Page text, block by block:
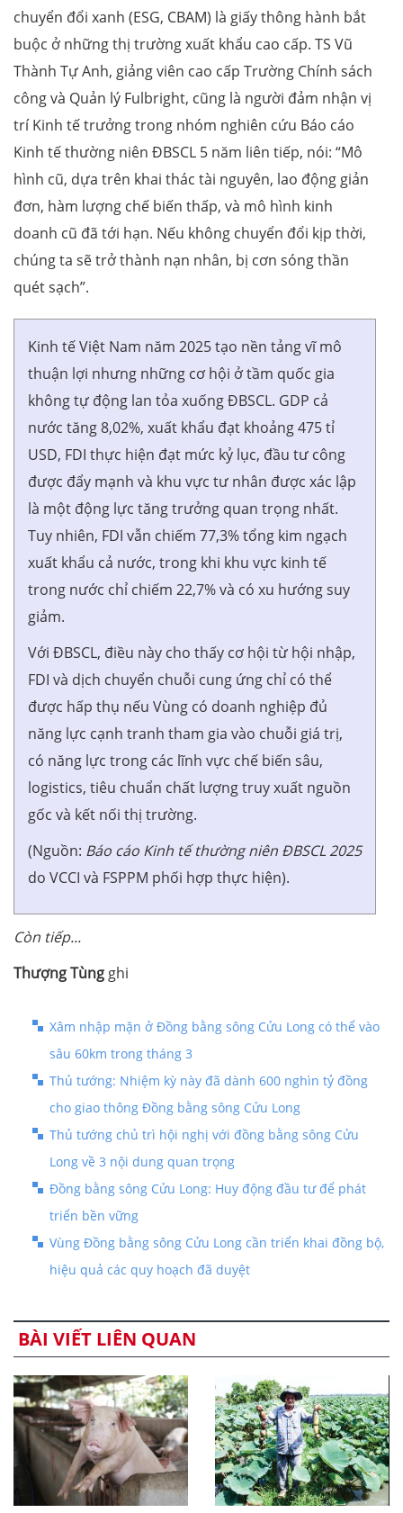
chuyển đổi xanh (ESG, CBAM) là giấy thông hành bắt
buộc ở những thị trường xuất khẩu cao cấp. TS Vũ
Thành Tự Anh, giảng viên cao cấp Trường Chính sách
công và Quản lý Fulbright, cũng là người đảm nhận vị
trí Kinh tế trưởng trong nhóm nghiên cứu Báo cáo
Kinh tế thường niên ĐBSCL 5 năm liên tiếp, nói: “Mô
hình cũ, dựa trên khai thác tài nguyên, lao động giản
đơn, hàm lượng chế biến thấp, và mô hình kinh
doanh cũ đã tới hạn. Nếu không chuyển đổi kịp thời,
chúng ta sẽ trở thành nạn nhân, bị cơn sóng thần
quét sạch”.
Kinh tế Việt Nam năm 2025 tạo nền tảng vĩ mô
thuận lợi nhưng những cơ hội ở tầm quốc gia
không tự động lan tỏa xuống ĐBSCL. GDP cả
nước tăng 8,02%, xuất khẩu đạt khoảng 475 tỉ
USD, FDI thực hiện đạt mức kỷ lục, đầu tư công
được đẩy mạnh và khu vực tư nhân được xác lập
là một động lực tăng trưởng quan trọng nhất.
Tuy nhiên, FDI vẫn chiếm 77,3% tổng kim ngạch
xuất khẩu cả nước, trong khi khu vực kinh tế
trong nước chỉ chiếm 22,7% và có xu hướng suy
giảm.
Với ĐBSCL, điều này cho thấy cơ hội từ hội nhập,
FDI và dịch chuyển chuỗi cung ứng chỉ có thể
được hấp thụ nếu Vùng có doanh nghiệp đủ
năng lực cạnh tranh tham gia vào chuỗi giá trị,
có năng lực trong các lĩnh vực chế biến sâu,
logistics, tiêu chuẩn chất lượng truy xuất nguồn
gốc và kết nối thị trường.
(Nguồn: Báo cáo Kinh tế thường niên ĐBSCL 2025
do VCCI và FSPPM phối hợp thực hiện).
Còn tiếp...
Thượng Tùng ghi
Xâm nhập mặn ở Đồng bằng sông Cửu Long có thể vào
sâu 60km trong tháng 3
Thủ tướng: Nhiệm kỳ này đã dành 600 nghìn tỷ đồng
cho giao thông Đồng bằng sông Cửu Long
Thủ tướng chủ trì hội nghị với đồng bằng sông Cửu
Long về 3 nội dung quan trọng
Đồng bằng sông Cửu Long: Huy động đầu tư để phát
triển bền vững
Vùng Đồng bằng sông Cửu Long cần triển khai đồng bộ,
hiệu quả các quy hoạch đã duyệt
BÀI VIẾT LIÊN QUAN